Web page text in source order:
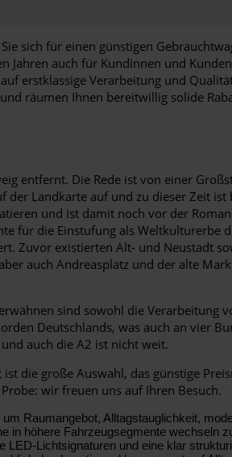
sich für einen günstigen
Jahren auch für Kundinnen und
erstklassige Verarbeitung und
räumen Ihnen bereitwillig solide
entfernt. Die Rede ist von einer
der Landkarte auf und zu dieser Zeit
und ist damit noch vor der
für die Einstufung als Weltkulturerbe
Zuvor existierten Alt- und Neustadt
auch Andreasplatz und der alte
sind sowohl die Verarbeitung
Deutschlands, was auch an vier
auch die A2 ist nicht weit.
die große Auswahl, das günstige
wir freuen uns auf Ihren Besuch.
Raumangebot, Alltagstauglichkeit,
in höhere Fahrzeugsegmente wechseln
Lichtsignaturen und eine klar